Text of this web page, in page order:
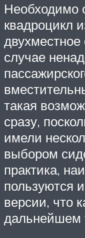
Необходимо
квадроцикл
двухместное
случае
такая
сразу,
имели
выбором
практика,
пользуются
версии, что
дальнейшем